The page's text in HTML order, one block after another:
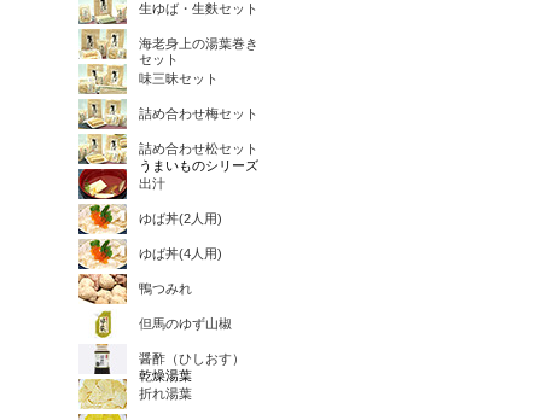
生ゆば・生麩セット
海老身上の湯葉巻き
セット
味三昧セット
詰め合わせ梅セット
詰め合わせ松セット
うまいものシリーズ
出汁
ゆば丼(2人用)
ゆば丼(4人用)
鴨つみれ
但馬のゆず山椒
醤酢（ひしおす）
乾燥湯葉
折れ湯葉